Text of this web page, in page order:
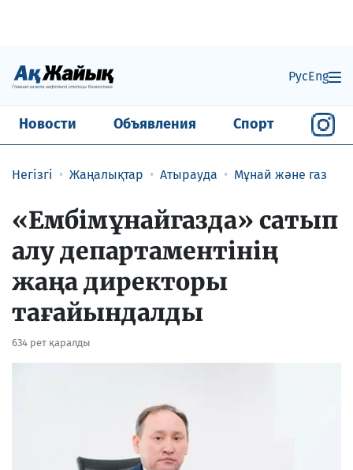
РусEng
Новости Объявления Спорт
Негізгі Жаңалықтар Атырауда Мұнай және газ
​«Ембімұнайгазда» сатып
алу департаментінің
жаңа директоры
тағайындалды
634 рет қаралды